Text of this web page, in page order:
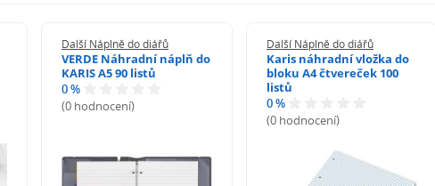
Další Náplně do diářů
VERDE Náhradní náplň do
KARIS A5 90 listů
0 %
(0 hodnocení)
Další Náplně do diářů
Karis náhradní vložka do
bloku A4 čtvereček 100
listů
0 %
(0 hodnocení)